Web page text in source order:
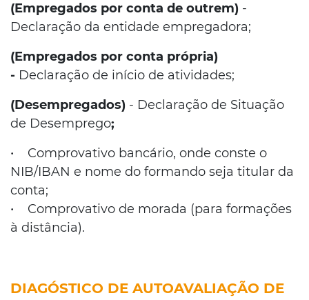
(Empregados por conta de outrem) -
Declaração da entidade empregadora;
(Empregados por conta própria)
- Declaração de início de atividades;
(Desempregados) - Declaração de Situação
de Desemprego;
• Comprovativo bancário, onde conste o
NIB/IBAN e nome do formando seja titular da
conta;
• Comprovativo de morada (para formações
à distância).
DIAGÓSTICO DE AUTOAVALIAÇÃO DE